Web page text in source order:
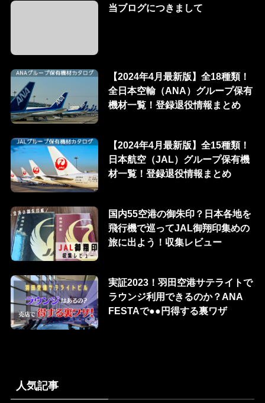
当ブログにつきまして
【2024年4月最新版】全18種類！
全日本空輸（ANA）グループ保有
機材一覧！登録退役情報まとめ
【2024年4月最新版】全15種類！
日本航空（JAL）グループ保有機
材一覧！登録退役情報まとめ
国内55空港の御朱印？日本各地を
飛行機で巡ってJAL御翔印集めの
旅に出よう！収集レビュー
実証2023！羽田空港サテライトで
ラウンジ利用できるのか？ANA
FESTAで●●円得する裏ワザ
人気記事